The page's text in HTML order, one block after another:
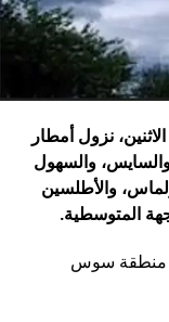
نزول أمطار
والسهول
والأطلسين
المتوسطية.
منطقة سوس